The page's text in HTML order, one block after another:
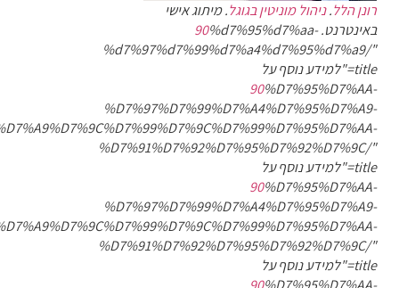
רונן הלל.ניהול מוניטין בגוגל. מיתוג אישי
באינטרנט.
90%d7%95%d7%aa-
%d7%97%d7%99%d7%a4%d7%95%d7%a9/"
title="למידע נוסף על
90%D7%95%D7%AA-
%D7%97%D7%99%D7%A4%D7%95%D7%A9-
%D7%A9%D7%9C%D7%99%D7%9C%D7%99%D7%95%D7%AA-
%D7%91%D7%92%D7%95%D7%92%D7%9C/"
title="למידע נוסף על
90%D7%95%D7%AA-
%D7%97%D7%99%D7%A4%D7%95%D7%A9-
%D7%A9%D7%9C%D7%99%D7%9C%D7%99%D7%95%D7%AA-
%D7%91%D7%92%D7%95%D7%92%D7%9C/"
title="למידע נוסף על